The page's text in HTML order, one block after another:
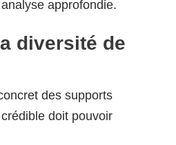
approfondie.
diversité de
des supports
doit pouvoir